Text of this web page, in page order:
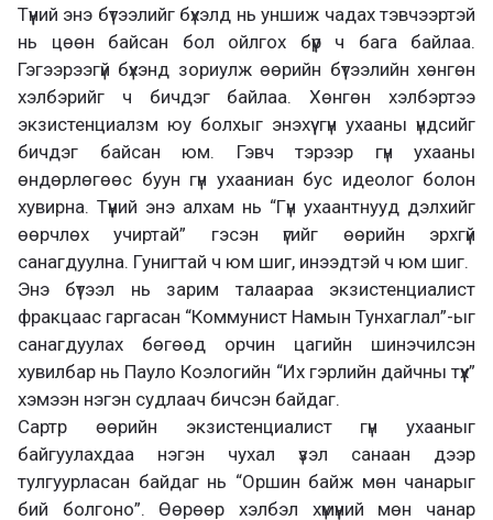
Түүний энэ бүтээлийг бүхэлд нь уншиж чадах тэвчээртэй
нь цөөн байсан бол ойлгох бүүр ч бага байлаа.
Гэгээрээгүй бүхэнд зориулж өөрийн бүтээлийн хөнгөн
хэлбэрийг ч бичдэг байлаа. Хөнгөн хэлбэртээ
экзистенциалзм юу болхыг энэхүү гүн ухааны үндсийг
бичдэг байсан юм. Гэвч тэрээр гүн ухааны
өндөрлөгөөс буун гүн ухааниан бус идеолог болон
хувирна. Түүний энэ алхам нь “Гүн ухаантнууд дэлхийг
өөрчлөх учиртай” гэсэн үгийг өөрийн эрхгүй
санагдуулна. Гунигтай ч юм шиг, инээдтэй ч юм шиг.
Энэ бүтээл нь зарим талаараа экзистенциалист
фракцаас гаргасан “Коммунист Намын Тунхаглал”-ыг
санагдуулах бөгөөд орчин цагийн шинэчилсэн
хувилбар нь Пауло Коэлогийн “Их гэрлийн дайчны түүх”
хэмээн нэгэн судлаач бичсэн байдаг.
Сартр өөрийн экзистенциалист гүн ухааныг
байгуулахдаа нэгэн чухал үзэл санаан дээр
тулгуурласан байдаг нь “Оршин байж мөн чанарыг
бий болгоно”. Өөрөөр хэлбэл хүмүүний мөн чанар